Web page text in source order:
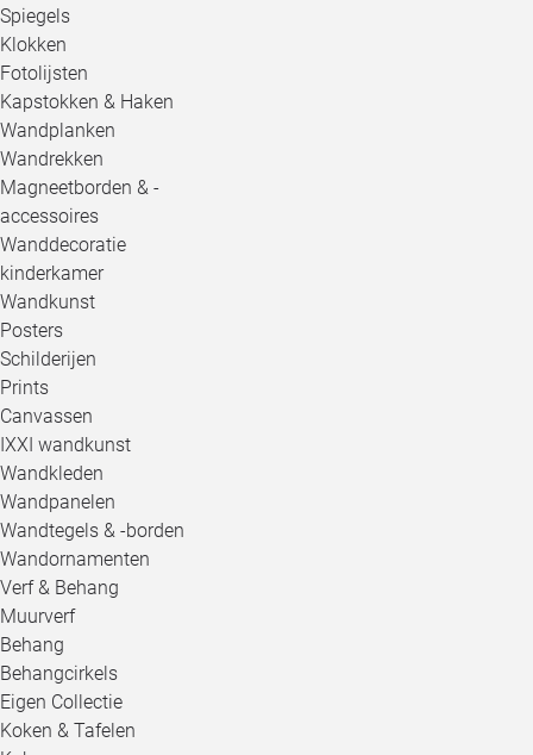
Spiegels
Klokken
Fotolijsten
Kapstokken & Haken
Wandplanken
Wandrekken
Magneetborden & -
accessoires
Wanddecoratie
kinderkamer
Wandkunst
Posters
Schilderijen
Prints
Canvassen
IXXI wandkunst
Wandkleden
Wandpanelen
Wandtegels & -borden
Wandornamenten
Verf & Behang
Muurverf
Behang
Behangcirkels
Eigen Collectie
Koken & Tafelen